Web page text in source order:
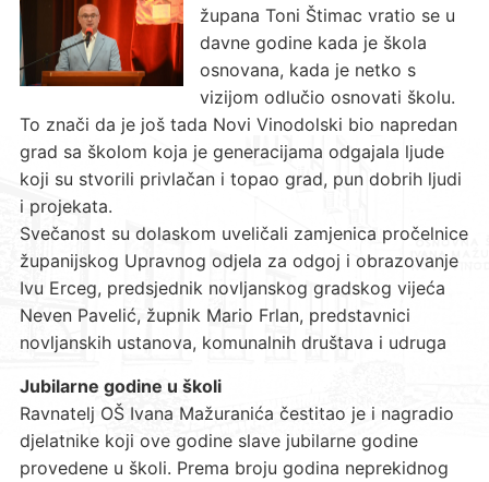
župana Toni Štimac vratio se u
davne godine kada je škola
osnovana, kada je netko s
vizijom odlučio osnovati školu.
To znači da je još tada Novi Vinodolski bio napredan
grad sa školom koja je generacijama odgajala ljude
koji su stvorili privlačan i topao grad, pun dobrih ljudi
i projekata.
Svečanost su dolaskom uveličali zamjenica pročelnice
županijskog Upravnog odjela za odgoj i obrazovanje
Ivu Erceg, predsjednik novljanskog gradskog vijeća
Neven Pavelić, župnik Mario Frlan, predstavnici
novljanskih ustanova, komunalnih društava i udruga
Jubilarne godine u školi
Ravnatelj OŠ Ivana Mažuranića čestitao je i nagradio
djelatnike koji ove godine slave jubilarne godine
provedene u školi. Prema broju godina neprekidnog